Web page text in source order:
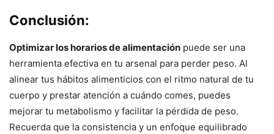
Conclusión:
Optimizar los horarios de alimentación puede ser una
herramienta efectiva en tu arsenal para perder peso. Al
alinear tus hábitos alimenticios con el ritmo natural de tu
cuerpo y prestar atención a cuándo comes, puedes
mejorar tu metabolismo y facilitar la pérdida de peso.
Recuerda que la consistencia y un enfoque equilibrado